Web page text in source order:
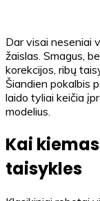
Dar visai neseniai
žaislas. Smagus,
korekcijos, ribų
Šiandien pokalbis
laido tyliai keičia
modelius.
Kai
taisykles